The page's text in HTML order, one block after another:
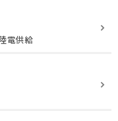
電供給